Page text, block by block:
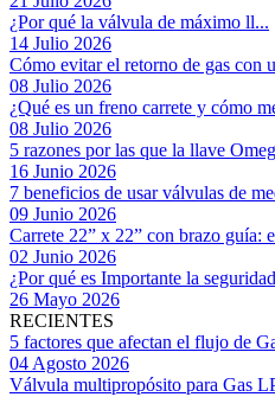
¿Por qué la válvula de máximo ll...
14 Julio 2026
Cómo evitar el retorno de gas con
08 Julio 2026
¿Qué es un freno carrete y cómo
08 Julio 2026
5 razones por las que la llave
16 Junio 2026
7 beneficios de usar válvulas de
09 Junio 2026
Carrete 22” x 22” con brazo guía:
02 Junio 2026
¿Por qué es Importante la
26 Mayo 2026
RECIENTES
5 factores que afectan el flujo de
04 Agosto 2026
Válvula multipropósito para Gas